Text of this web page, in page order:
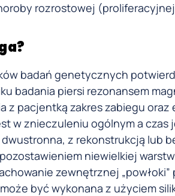
rozrostowej
badań genetycznych
badania piersi rezonansem
z pacjentką zakres zabiegu oraz
w znieczuleniu ogólnym a czas
z rekonstrukcją lub
niewielkiej
zewnętrznej „powłoki”
być wykonana z użyciem